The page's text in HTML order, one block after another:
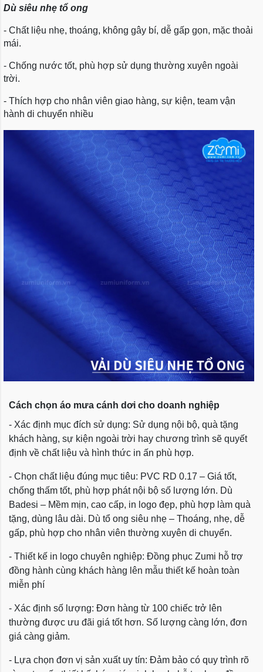
Dù siêu nhẹ tổ ong
- Chất liệu nhẹ, thoáng, không gây bí, dễ gấp gọn, mặc thoải
mái.
- Chống nước tốt, phù hợp sử dụng thường xuyên ngoài
trời.
- Thích hợp cho nhân viên giao hàng, sự kiện, team vận
hành di chuyển nhiều
Cách chọn áo mưa cánh dơi cho doanh nghiệp
- Xác định mục đích sử dụng: Sử dụng nội bộ, quà tặng
khách hàng, sự kiện ngoài trời hay chương trình sẽ quyết
định về chất liệu và hình thức in ấn phù hợp.
- Chọn chất liệu đúng mục tiêu: PVC RD 0.17 – Giá tốt,
chống thấm tốt, phù hợp phát nội bộ số lượng lớn. Dù
Badesi – Mềm mịn, cao cấp, in logo đẹp, phù hợp làm quà
tặng, dùng lâu dài. Dù tổ ong siêu nhẹ – Thoáng, nhẹ, dễ
gấp, phù hợp cho nhân viên thường xuyên di chuyển.
- Thiết kế in logo chuyên nghiệp: Đồng phục Zumi hỗ trợ
đồng hành cùng khách hàng lên mẫu thiết kế hoàn toàn
miễn phí
- Xác định số lượng: Đơn hàng từ 100 chiếc trở lên
thường được ưu đãi giá tốt hơn. Số lượng càng lớn, đơn
giá càng giảm.
- Lựa chọn đơn vị sản xuất uy tín: Đảm bảo có quy trình rõ